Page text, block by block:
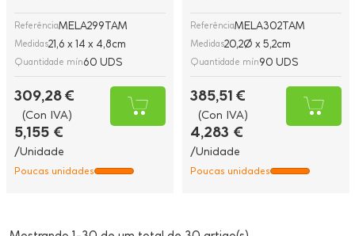
ReferênciaMELA299TAM
Medidas21,6 x 14 x 4,8cm
Quantidade mín60 UDS
309,28 €
(Con IVA)
5,155 €
/Unidade
Poucas unidades
ReferênciaMELA302TAM
Medidas20,2Ø x 5,2cm
Quantidade mín90 UDS
385,51 €
(Con IVA)
4,283 €
/Unidade
Poucas unidades